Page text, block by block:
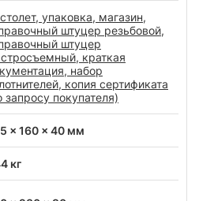
упаковка, магазин,
штуцер резьбовой,
штуцер
краткая
набор
копия сертификата
запросу покупателя)
x 160 x 40 мм
кг